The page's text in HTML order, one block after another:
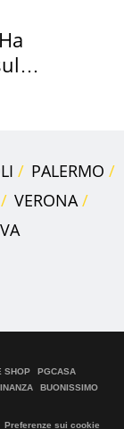
PALERMO
VERONA
SHOP
PGCASA
BUONISSIMO
Preferenze sui cookie